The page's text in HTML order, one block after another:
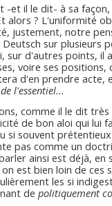
il le dit- à sa façon,
alors ? L'uniformité
justement, notre
sur plusieurs
sur d'autres points, il
voire ses positions,
d'en prendre acte,
l'essentiel...
il le dit très
de bon aloi qui lui
si souvent
pas comme un
ainsi est déjà, en
est bien loin de ces
les si
de politiquement